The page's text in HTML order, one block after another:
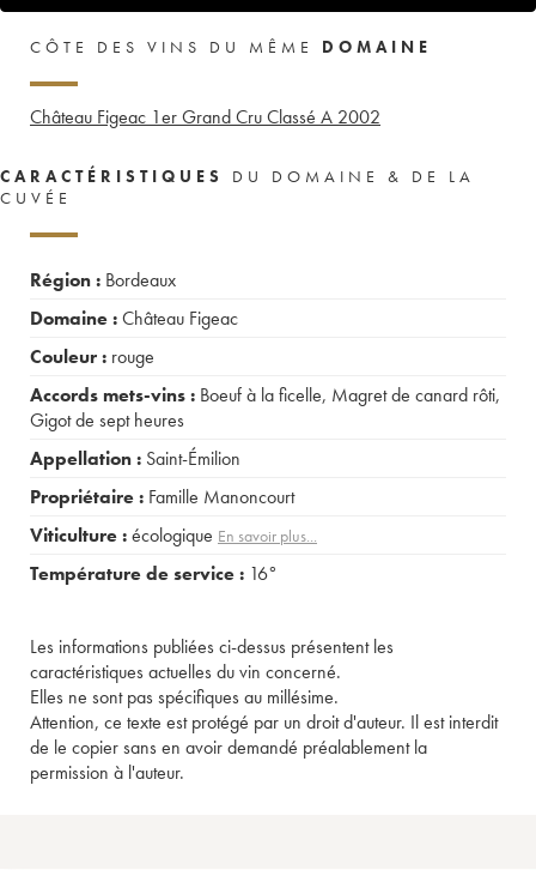
CÔTE DES VINS DU MÊME DOMAINE
Château Figeac 1er Grand Cru Classé A 2002
CARACTÉRISTIQUES
DU DOMAINE & DE LA
CUVÉE
Région : Bordeaux
Domaine :Château Figeac
Couleur : rouge
Accords mets-vins : Boeuf à la ficelle, Magret de canard rôti,
Gigot de sept heures
Appellation : Saint-Émilion
Propriétaire : Famille Manoncourt
Viticulture :écologique En savoir plus...
Température de service : 16°
Les informations publiées ci-dessus présentent les
caractéristiques actuelles du vin concerné.
Elles ne sont pas spécifiques au millésime.
Attention, ce texte est protégé par un droit d'auteur. Il est interdit
de le copier sans en avoir demandé préalablement la
permission à l'auteur.